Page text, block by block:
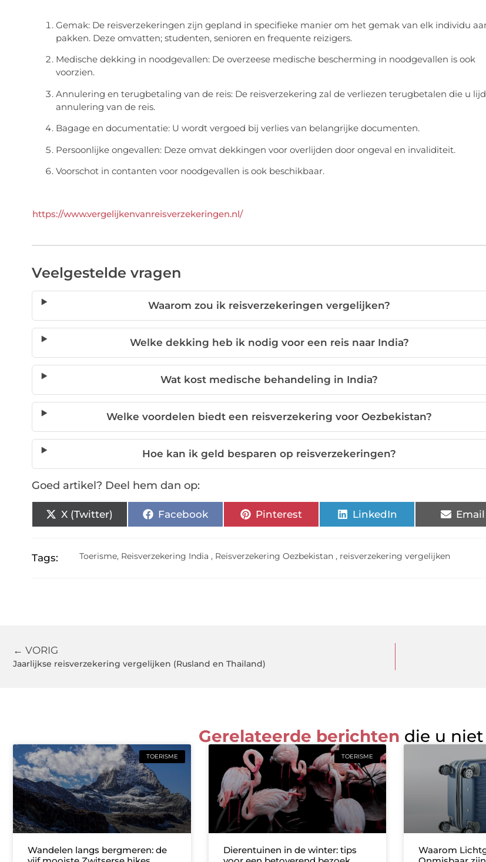
Gemak: De reisverzekeringen zijn gepland in specifieke manier om het gemak van elk individu
pakken. Deze omvatten; studenten, senioren en frequente reizigers.
Medische dekking in noodgevallen: De overzeese medische bescherming in noodgevallen is ook
voorzien.
Annulering en terugbetaling van de reis: De reisverzekering zal de verliezen terugbetalen die u
annulering van de reis.
Bagage en documentatie: U wordt vergoed bij verlies van belangrijke documenten.
Persoonlijke ongevallen: Deze omvat dekkingen voor overlijden door ongeval en invaliditeit.
Voorschot in contanten voor noodgevallen is ook beschikbaar.
https://www.vergelijkenvanreisverzekeringen.nl/
Veelgestelde vragen
Waarom zou ik reisverzekeringen vergelijken?
Welke dekking heb ik nodig voor een reis naar India?
Wat kost medische behandeling in India?
Welke voordelen biedt een reisverzekering voor Oezbekistan?
Hoe kan ik geld besparen op reisverzekeringen?
Goed artikel? Deel hem dan op:
X (Twitter) Facebook Pinterest LinkedIn Email
Tags: Toerisme, Reisverzekering India , Reisverzekering Oezbekistan , reisverzekering vergelijken
← VORIG
Jaarlijkse reisverzekering vergelijken (Rusland en Thailand)
Gerelateerde berichten die u
TOERISME
Wandelen langs bergmeren: de
TOERISME
Dierentuinen in de winter: tips
Waarom